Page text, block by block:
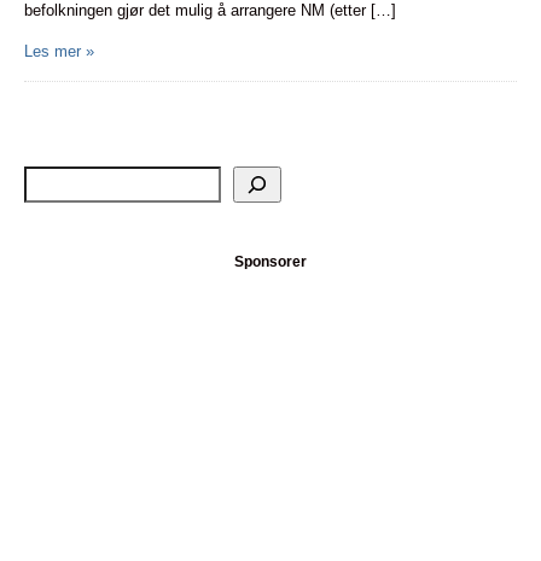
befolkningen gjør det mulig å arrangere NM (etter […]
Les mer »
Sponsorer